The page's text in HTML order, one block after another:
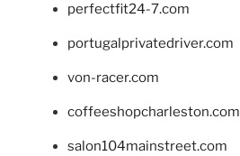
perfectfit24-7.com
portugalprivatedriver.com
von-racer.com
coffeeshopcharleston.com
salon104mainstreet.com